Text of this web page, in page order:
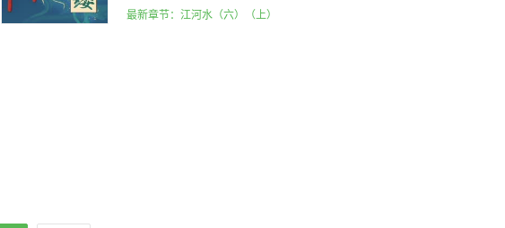
最新章节：江河水（六）（上）